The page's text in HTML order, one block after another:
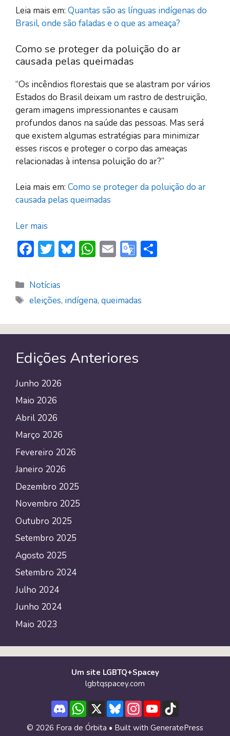
Leia mais em: Quantas são as línguas indígenas do
Brasil, onde são faladas e o que as ameaça?
Como se proteger da poluição do ar
causada pelas queimadas
“Os incêndios florestais que se alastram por vários
Estados do Brasil deixam um rastro de destruição,
geram imagens impressionantes e causam
profundos danos na saúde das pessoas. Mas será
que existem algumas estratégias para minimizar
esses riscos e proteger o corpo das ameaças
relacionadas à intensa poluição do ar?”
Leia mais em: Como se proteger da poluição do ar
causada pelas queimadas
Ler mais
F
e
b
ok
T
itt
er
Bl
sk
W
s
p
E
l
G
gl
Tr
n
Categorias
Notícias
Tags
eleições, indígena,queimadas
Edições Anteriores
Junho 2026
Maio 2026
Abril 2026
Março 2026
Fevereiro 2026
Janeiro 2026
Dezembro 2025
Novembro 2025
Outubro 2025
Setembro 2025
Agosto 2025
Setembro 2024
Julho 2024
Junho 2024
Maio 2023
Um site LGBTQ+Spacey
lgbtqspacey.com
DiscordWhatsApp
X BlueskyInstagramYouTube
Channel
© 2026 Fora de Órbita • Built with GeneratePress